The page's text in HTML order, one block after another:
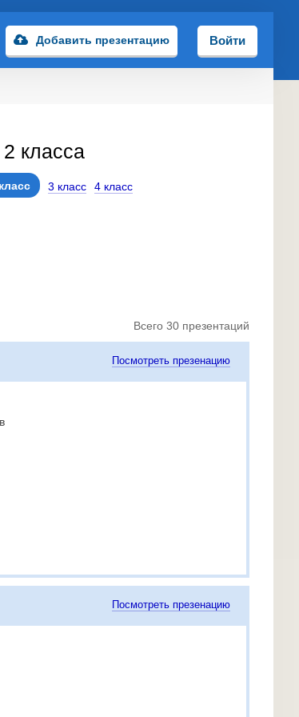
Добавить презентацию Войти
класса
3 класс 4 класс
Всего 30 презентаций
Посмотреть презенацию
Посмотреть презенацию